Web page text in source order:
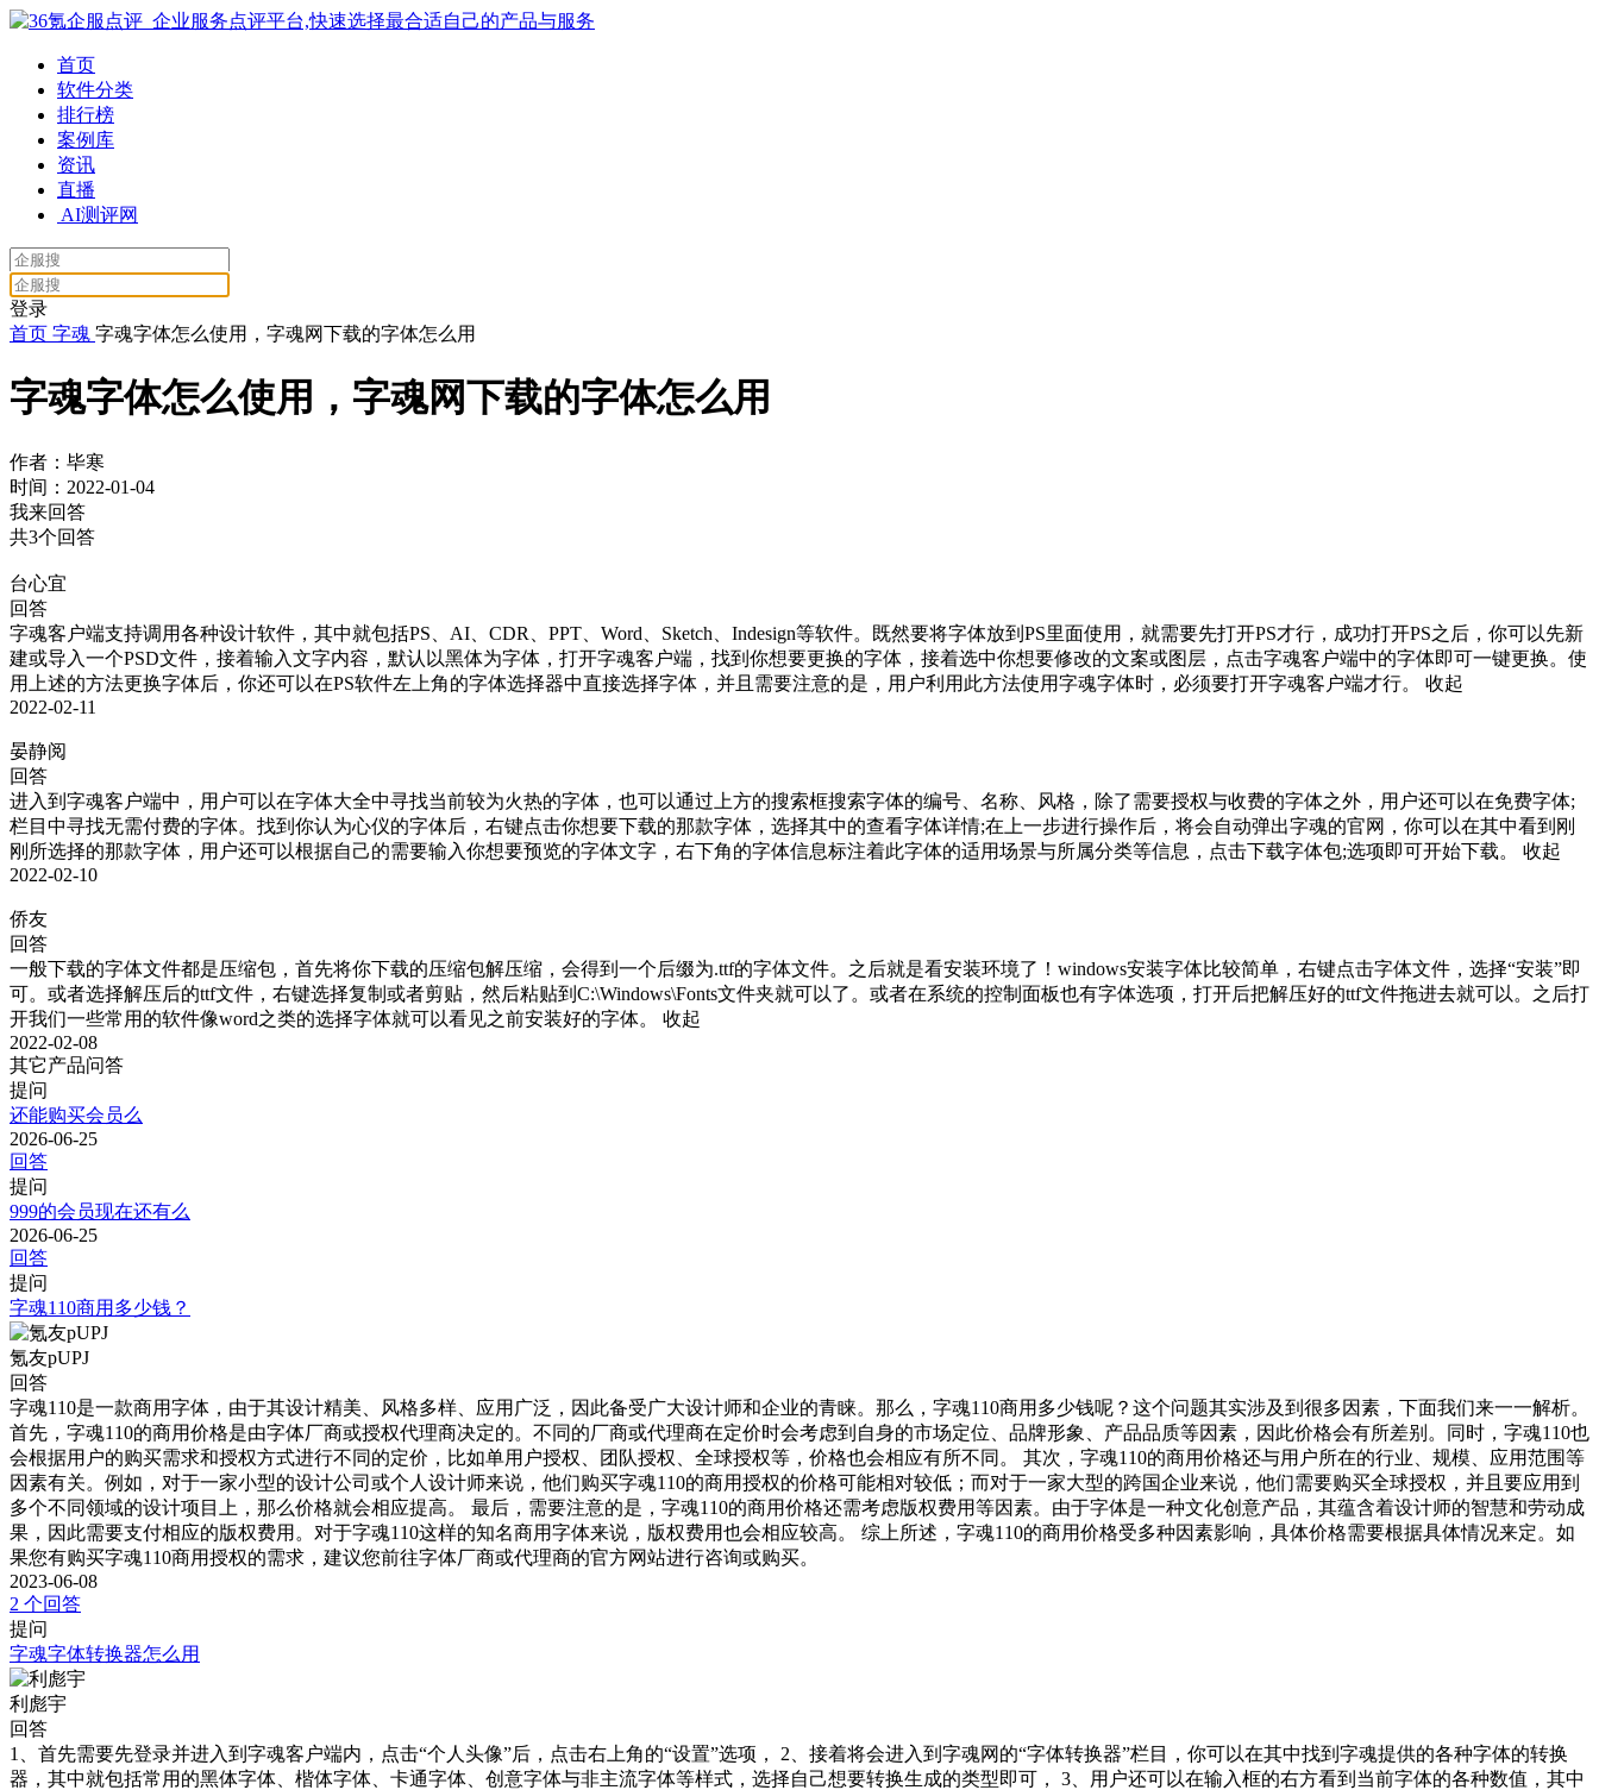
首页
软件分类
排行榜
案例库
资讯
直播
AI测评网
登录
首页 字魂 字魂字体怎么使用，字魂网下载的字体怎么用
字魂字体怎么使用，字魂网下载的字体怎么用
作者：毕寒
时间：2022-01-04
我来回答
共3个回答
台心宜
回答
字魂客户端支持调用各种设计软件，其中就包括PS、AI、CDR、PPT、Word、Sketch、Indesign等软件。既然要将字体放到PS里面使用，就需要先打开PS才行，成功打开PS之后，你可以先新
建或导入一个PSD文件，接着输入文字内容，默认以黑体为字体，打开字魂客户端，找到你想要更换的字体，接着选中你想要修改的文案或图层，点击字魂客户端中的字体即可一键更换。使
用上述的方法更换字体后，你还可以在PS软件左上角的字体选择器中直接选择字体，并且需要注意的是，用户利用此方法使用字魂字体时，必须要打开字魂客户端才行。
收起
2022-02-11
晏静阅
回答
进入到字魂客户端中，用户可以在字体大全中寻找当前较为火热的字体，也可以通过上方的搜索框搜索字体的编号、名称、风格，除了需要授权与收费的字体之外，用户还可以在免费字体;
栏目中寻找无需付费的字体。找到你认为心仪的字体后，右键点击你想要下载的那款字体，选择其中的查看字体详情;在上一步进行操作后，将会自动弹出字魂的官网，你可以在其中看到刚
刚所选择的那款字体，用户还可以根据自己的需要输入你想要预览的字体文字，右下角的字体信息标注着此字体的适用场景与所属分类等信息，点击下载字体包;选项即可开始下载。
收起
2022-02-10
侨友
回答
一般下载的字体文件都是压缩包，首先将你下载的压缩包解压缩，会得到一个后缀为.ttf的字体文件。之后就是看安装环境了！windows安装字体比较简单，右键点击字体文件，选择“安装”即
可。或者选择解压后的ttf文件，右键选择复制或者剪贴，然后粘贴到C:\Windows\Fonts文件夹就可以了。或者在系统的控制面板也有字体选项，打开后把解压好的ttf文件拖进去就可以。之后打
开我们一些常用的软件像word之类的选择字体就可以看见之前安装好的字体。
收起
2022-02-08
其它产品问答
提问
还能购买会员么
2026-06-25
回答
提问
999的会员现在还有么
2026-06-25
回答
提问
字魂110商用多少钱？
氪友pUPJ
回答
字魂110是一款商用字体，由于其设计精美、风格多样、应用广泛，因此备受广大设计师和企业的青睐。那么，字魂110商用多少钱呢？这个问题其实涉及到很多因素，下面我们来一一解析。
首先，字魂110的商用价格是由字体厂商或授权代理商决定的。不同的厂商或代理商在定价时会考虑到自身的市场定位、品牌形象、产品品质等因素，因此价格会有所差别。同时，字魂110也
会根据用户的购买需求和授权方式进行不同的定价，比如单用户授权、团队授权、全球授权等，价格也会相应有所不同。 其次，字魂110的商用价格还与用户所在的行业、规模、应用范围等
因素有关。例如，对于一家小型的设计公司或个人设计师来说，他们购买字魂110的商用授权的价格可能相对较低；而对于一家大型的跨国企业来说，他们需要购买全球授权，并且要应用到
多个不同领域的设计项目上，那么价格就会相应提高。 最后，需要注意的是，字魂110的商用价格还需考虑版权费用等因素。由于字体是一种文化创意产品，其蕴含着设计师的智慧和劳动成
果，因此需要支付相应的版权费用。对于字魂110这样的知名商用字体来说，版权费用也会相应较高。 综上所述，字魂110的商用价格受多种因素影响，具体价格需要根据具体情况来定。如
果您有购买字魂110商用授权的需求，建议您前往字体厂商或代理商的官方网站进行咨询或购买。
2023-06-08
2 个回答
提问
字魂字体转换器怎么用
利彪宇
回答
1、首先需要先登录并进入到字魂客户端内，点击“个人头像”后，点击右上角的“设置”选项， 2、接着将会进入到字魂网的“字体转换器”栏目，你可以在其中找到字魂提供的各种字体的转换
器，其中就包括常用的黑体字体、楷体字体、卡通字体、创意字体与非主流字体等样式，选择自己想要转换生成的类型即可， 3、用户还可以在输入框的右方看到当前字体的各种数值，其中